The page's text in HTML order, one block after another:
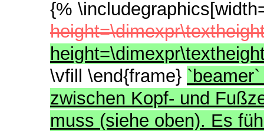
{%
\vfill \end{frame}
zwischen Kopf- und
muss (siehe oben). Es